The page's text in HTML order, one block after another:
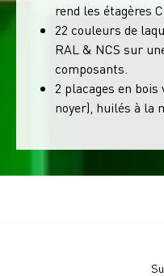
rend les étagères
22 couleurs de
RAL & NCS sur
composants.
2 placages en
noyer), huilés à la